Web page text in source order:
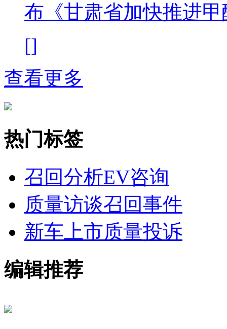
布《甘肃省加快推进
[]
查看更多
热门标签
召回分析EV咨询
质量访谈召回事件
新车上市质量投诉
编辑推荐